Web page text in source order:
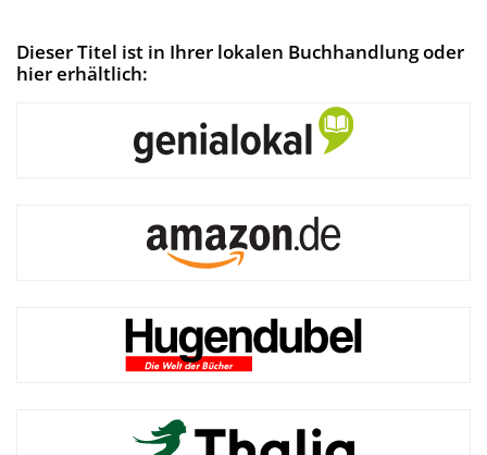
Dieser Titel ist in Ihrer lokalen Buchhandlung oder
hier erhältlich: